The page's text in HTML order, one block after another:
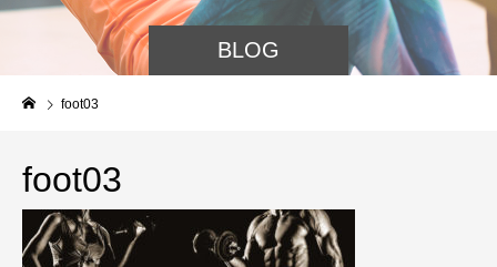
BLOG
foot03
foot03